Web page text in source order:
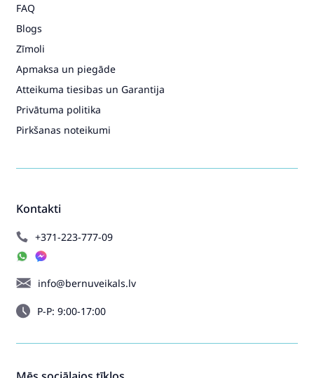
Kontakti
+371-223-777-09
info@bernuveikals.lv
P-P: 9:00-17:00
FAQ
Blogs
Zīmoli
Apmaksa un piegāde
Atteikuma tiesibas un Garantija
Privātuma politika
Pirkšanas noteikumi